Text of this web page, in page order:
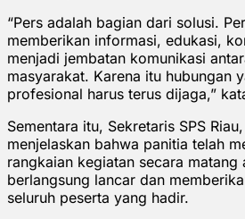
“Pers adalah bagian dari solusi.
memberikan informasi, edukasi,
menjadi jembatan komunikasi
masyarakat. Karena itu hubungan
profesional harus terus dijaga,”
Sementara itu, Sekretaris SPS
menjelaskan bahwa panitia telah
rangkaian kegiatan secara matang
berlangsung lancar dan
seluruh peserta yang hadir.